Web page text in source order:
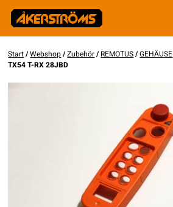
Start/Webshop/Zubehör/REMOTUS/GEHÄUSE
TX54 T-RX 28JBD